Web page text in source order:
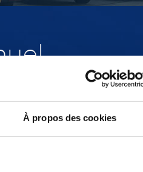
À propos des cookies